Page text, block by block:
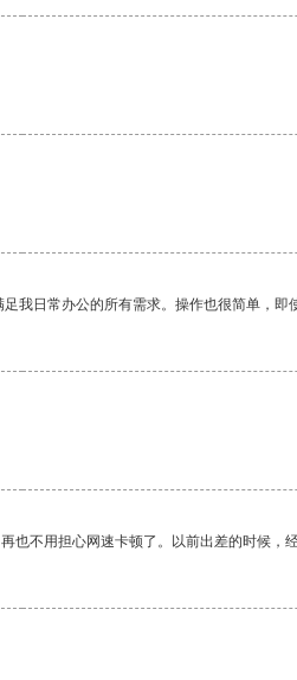
我日常办公的所有需求。操作也很简单，即
不用担心网速卡顿了。以前出差的时候，